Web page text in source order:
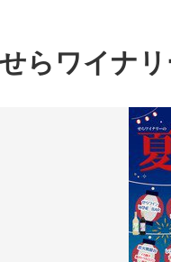
せらワイナ